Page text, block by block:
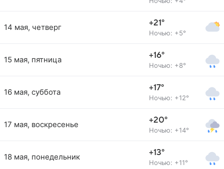
14 мая, четверг +21°
Ночью: +5°
15 мая, пятница +16°
Ночью: +8°
16 мая, суббота +17°
Ночью: +12°
17 мая, воскресенье +20°
Ночью: +14°
18 мая, понедельник +13°
Ночью: +11°